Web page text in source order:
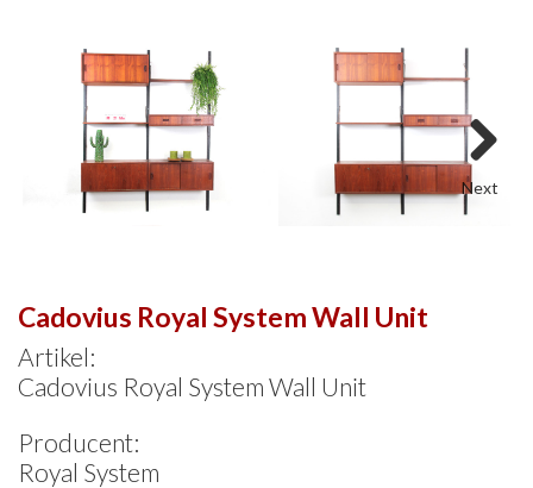
Next
Cadovius Royal System Wall Unit
Artikel:
Cadovius Royal System Wall Unit
Producent:
Royal System